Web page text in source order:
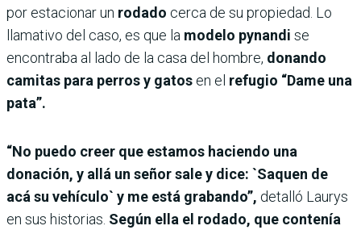
por estacionar un rodado cerca de su propiedad. Lo
llamativo del caso, es que la modelo pynandi se
encontraba al lado de la casa del hombre, donando
camitas para perros y gatos en el refugio “Dame una
pata”.
“No puedo creer que estamos haciendo una
donación, y allá un señor sale y dice: `Saquen de
acá su vehículo` y me está grabando”, detalló Laurys
en sus historias. Según ella el rodado, que contenía